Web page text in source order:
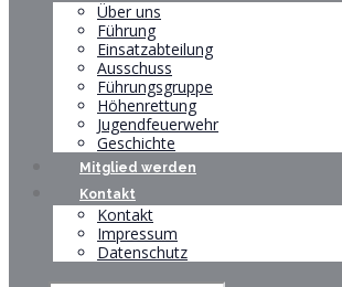
Über uns
Führung
Einsatzabteilung
Ausschuss
Führungsgruppe
Höhenrettung
Jugendfeuerwehr
Geschichte
Mitglied werden
Kontakt
Kontakt
Impressum
Datenschutz